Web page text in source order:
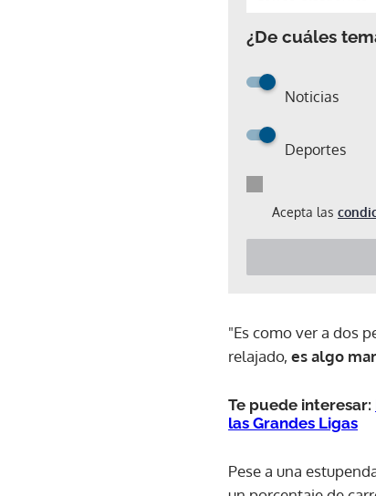
¿De cuáles
Noticias
Deportes
Acepta las
"Es como ver a dos
relajado, es algo
Te puede interesar:
las Grandes Ligas
Pese a una